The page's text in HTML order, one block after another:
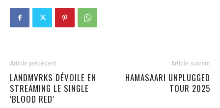
Article précédent
LANDMVRKS DÉVOILE EN
STREAMING LE SINGLE
‘BLOOD RED’
Article suivant
HAMASAARI UNPLUGGED
TOUR 2025